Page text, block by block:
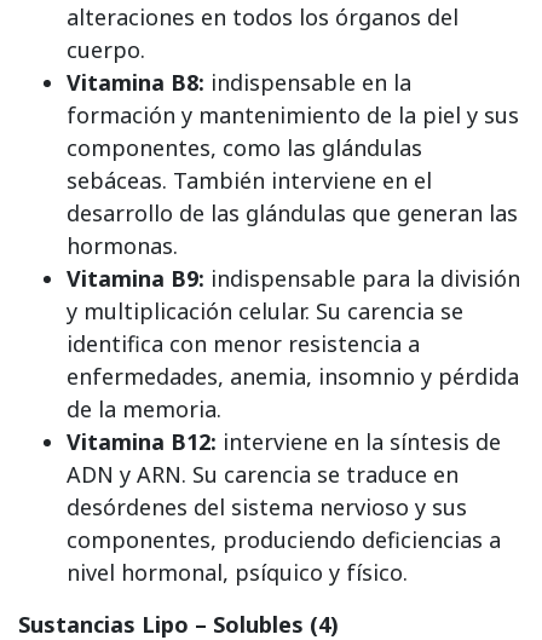
alteraciones en todos los órganos del
cuerpo.
Vitamina B8: indispensable en la
formación y mantenimiento de la piel y sus
componentes, como las glándulas
sebáceas. También interviene en el
desarrollo de las glándulas que generan las
hormonas.
Vitamina B9: indispensable para la división
y multiplicación celular. Su carencia se
identifica con menor resistencia a
enfermedades, anemia, insomnio y pérdida
de la memoria.
Vitamina B12: interviene en la síntesis de
ADN y ARN. Su carencia se traduce en
desórdenes del sistema nervioso y sus
componentes, produciendo deficiencias a
nivel hormonal, psíquico y físico.
Sustancias Lipo – Solubles (4)